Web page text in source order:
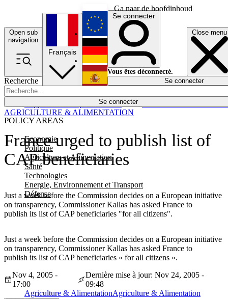
Ga naar de hoofdinhoud
Open sub
navigation
Close menu
Recherche
Se connecter
POLICY AREAS
Economie
Politique
Agriculture et Alimentation
Santé
Technologies
Energie, Environnement et Transport
Défense
Économie
Français
English
Deutsch
Español
Se connecter
Vous êtes déconnecté.
Se connecter
France urged to publish list of
CAP beneficiaries
Just a week before the Commission decides on a European initiative
on transparency, Commissioner Kallas has asked France to
publish its list of CAP beneficiaries "for all citizens".
AGRICULTURE & ALIMENTATION
Just a week before the Commission decides on a European initiative
on transparency, Commissioner Kallas has asked France to
publish its list of CAP beneficiaries « for all citizens ».
Nov 4, 2005 -
17:00
Dernière mise à jour: Nov 24, 2005 -
09:48
Agriculture & AlimentationAgriculture & Alimentation